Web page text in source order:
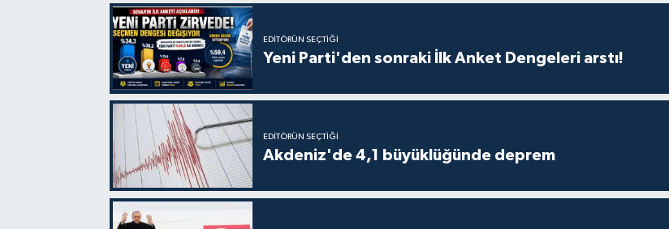
EDITÖRÜN SEÇTIĞI
Yeni Parti'den sonraki İlk Anket Dengeleri arstı!
EDITÖRÜN SEÇTIĞI
Akdeniz'de 4,1 büyüklüğünde deprem